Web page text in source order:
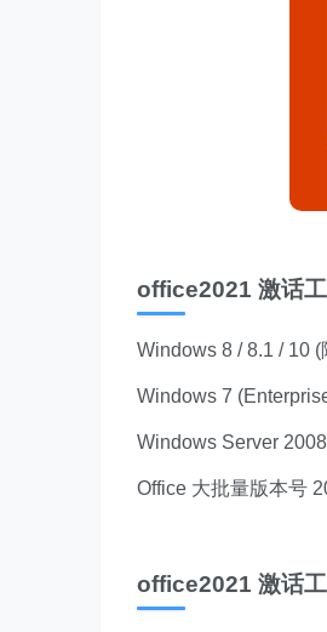
office2021 激话工
Windows 8 / 8.1 / 10
Windows 7
Windows Server
Office 大批量版本号
office2021 激话